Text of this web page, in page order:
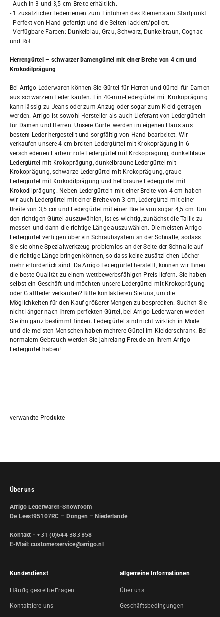
- Auch in 3 und 3,5 cm Breite erhältlich.
- 1 zusätzlicher Lederriemen zum Einführen des Riemens am Startpunkt.
- Perfekt von Hand gefertigt und die Seiten lackiert/poliert.
- Verfügbare Farben: Dunkelblau, Grau, Schwarz, Dunkelbraun, Cognac
und Rot.
Herrengürtel – schwarzer Damengürtel mit einer Breite von 4 cm und
Krokodilprägung
Bei Arrigo Lederwaren können Sie Gürtel für Herren und Gürtel für Damen
aus schwarzem Leder kaufen. Ein 40-mm-Ledergürtel mit Krokoprägung
kann lässig zu Jeans oder zum Anzug oder sogar zum Kleid getragen
werden. Arrigo ist sowohl Hersteller als auch Lieferant von Ledergürteln
für Damen und Herren. Unsere Gürtel werden im eigenen Haus aus
bestem Leder hergestellt und sorgfältig von Hand bearbeitet. Wir
verkaufen unsere 4 cm breiten Ledergürtel mit Krokoprägung in 6
verschiedenen Farben: rote Ledergürtel mit Krokoprägung, dunkelblaue
Ledergürtel mit Krokoprägung, dunkelbraune Ledergürtel mit
Krokoprägung, schwarze Ledergürtel mit Krokoprägung, graue
Ledergürtel mit Krokodilprägung und hellbraune Ledergürtel mit
Krokodilprägung. Neben Ledergürteln mit einer Breite von 4 cm haben
wir auch Ledergürtel mit einer Breite von 3 cm, Ledergürtel mit einer
Breite von 3,5 cm und Ledergürtel mit einer Breite von sogar 4,5 cm. Um
den richtigen Gürtel auszuwählen, ist es wichtig, zunächst die Taille zu
messen und dann die richtige Länge auszuwählen. Die meisten Arrigo-
Ledergürtel verfügen über ein Schraubsystem an der Schnalle, sodass
Sie sie ohne Spezialwerkzeug problemlos an der Seite der Schnalle auf
die richtige Länge bringen können, so dass keine zusätzlichen Löcher
mehr erforderlich sind. Da Arrigo Ledergürtel herstellt, können wir Ihnen
die beste Qualität zu einem wettbewerbsfähigen Preis liefern. Sie haben
selbst ein Geschäft und möchten unsere Ledergürtel mit Krokoprägung
oder Glattleder verkaufen? Bitte kontaktieren Sie uns, um die
Möglichkeiten für den Kauf größerer Mengen zu besprechen. Suchen Sie
nicht länger nach Ihrem perfekten Gürtel, bei Arrigo Lederwaren werden
Sie ihn ganz bestimmt finden. Ledergürtel sind nicht wirklich in Mode
und die meisten Menschen haben mehrere Gürtel im Kleiderschrank. Bei
normalem Gebrauch werden Sie jahrelang Freude an Ihrem Arrigo-
Ledergürtel haben!
Über uns
Arrigo Lederwaren-Showroom
De Leest95107RC – Dongen – Niederlande
Kontakt - +31 (0)644 383 858
E-Mail: customerservice@arrigo.nl
Kundendienst
Häufig gestellte Fragen
Kontaktiere uns
allgemeine Informationen
Über uns
Geschäftsbedingungen